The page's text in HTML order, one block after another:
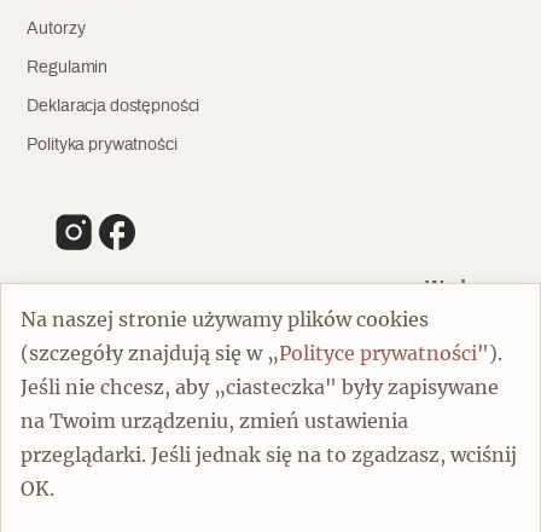
Na naszej stronie używamy plików cookies
(szczegóły znajdują się w „Polityce prywatności").
Jeśli nie chcesz, aby „ciasteczka" były zapisywane
na Twoim urządzeniu, zmień ustawienia
przeglądarki. Jeśli jednak się na to zgadzasz, wciśnij
OK.
Autorzy
Regulamin
Deklaracja dostępności
Polityka prywatności
Wydawca
00-805 Warszawa
ul. Chmielna 132/134
Dofinansowano ze środków Ministra Kultury i Dziedzictwa
Narodowego